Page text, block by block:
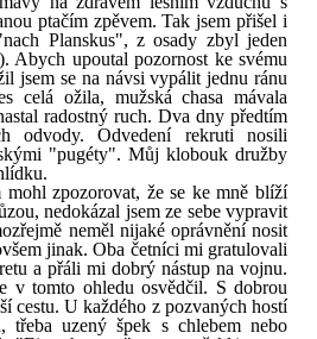
ptačím zpěvem. Tak jsem přišel i
Planskus", z osady zbyl jeden
Abych upoutal pozornost ke svému
jsem se na návsi vypálit jednu ránu
celá ožila, mužská chasa mávala
radostný ruch. Dva dny předtím
odvody. Odvedení rekruti nosili
"pugéty". Můj klobouk družby
zpozorovat, že se ke mně blíží
nedokázal jsem ze sebe vypravit
neměl nijaké oprávnění nosit
jinak. Oba četníci mi gratulovali
a přáli mi dobrý nástup na vojnu.
v tomto ohledu osvědčil. S dobrou
cestu. U každého z pozvaných hostí
třeba uzený špek s chlebem nebo